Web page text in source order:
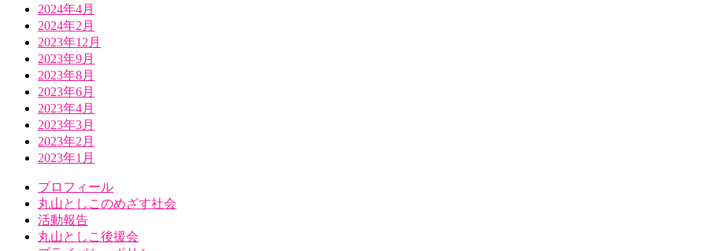
2024年4月
2024年2月
2023年12月
2023年9月
2023年8月
2023年6月
2023年4月
2023年3月
2023年2月
2023年1月
プロフィール
丸山としこのめざす社会
活動報告
丸山としこ後援会